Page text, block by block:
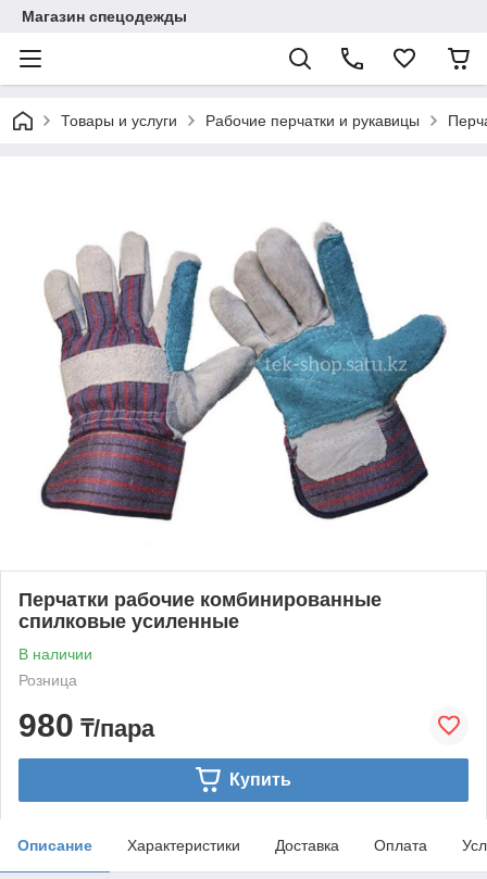
Магазин спецодежды
Товары и услуги Рабочие перчатки и рукавицы
Перчатки рабочие комбинированные
спилковые усиленные
В наличии
Розница
980 ₸/пара
Купить
Описание Характеристики Доставка Оплата